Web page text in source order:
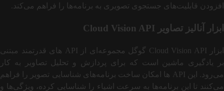
افزودن قابلیت‌های جستجوی تصویری به برنامه‌ها را فراهم می‌کند.
ابزار آنالیز تصاویر Cloud Vision API
ابزار Cloud Vision API گوگل مجموعه‌ای از API های قدرتمند مبتنی
بر یادگیری ماشین است که برای پردازش و تحلیل تصاویر به کار
می‌رود. این API ها امکان ساخت برنامه‌های شناسایی تصویر را فراهم
می‌کنند تا این برنامه‌ها به سرعت اشیاء را شناسایی کرده، ویژگی‌ها و